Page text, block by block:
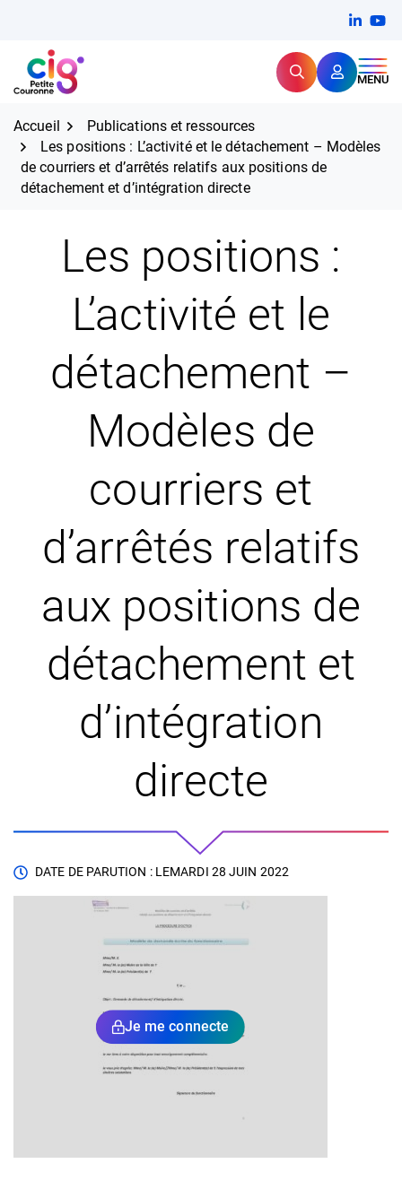
contenu
CIG Petite Couronne RechercherMENU
Expertise et proximité pour
Accueil
Publications et ressources
Les positions : L’activité et le détachement – Modèles
de courriers et d’arrêtés relatifs aux positions de
détachement et d’intégration directe
Les positions :
L’activité et le
détachement –
Modèles de
courriers et
d’arrêtés relatifs
aux positions de
détachement et
d’intégration
directe
DATE DE PARUTION : LEMARDI 28 JUIN 2022
Je me connecte